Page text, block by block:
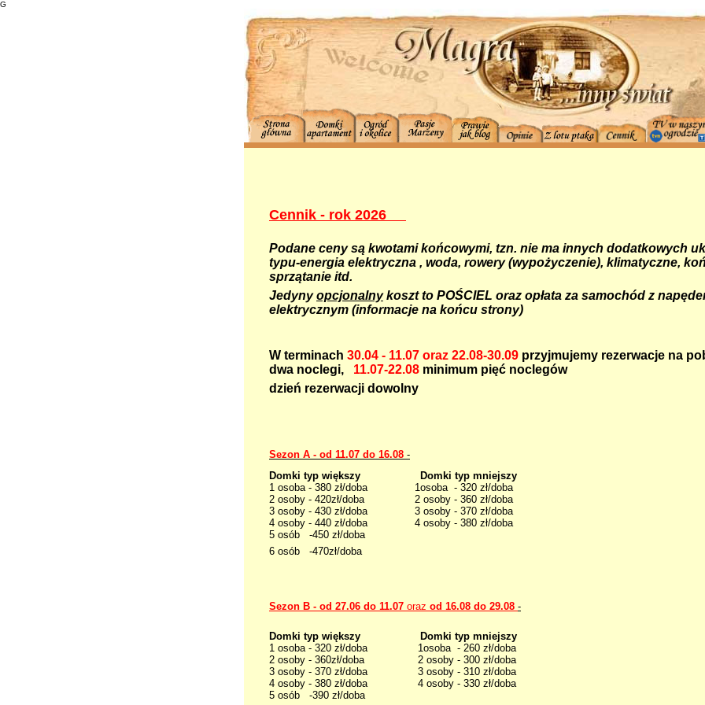
G
Cennik - rok 2026
Podane ceny są kwotami końcowymi, tzn. nie ma innych dodatkowych
typu-energia elektryczna , woda, rowery (wypożyczenie), klimatyczne,
sprzątanie itd.
Jedynyopcjonalnykoszt to POŚCIEL oraz opłata za samochód z
elektrycznym (informacje na końcu strony)
W terminach 30.04 - 11.07 oraz 22.08-30.09 przyjmujemy rezerwacje na
dwa noclegi, 11.07-22.08 minimum pięć noclegów
dzień rezerwacji dowolny
Sezon A - od 11.07 do 16.08 -
Domki typ większy Domki typ mniejszy
1 osoba - 380 zł/doba 1osoba - 320 zł/doba
2 osoby - 420zł/doba 2 osoby - 360 zł/doba
3 osoby - 430 zł/doba 3 osoby - 370 zł/doba
4 osoby - 440 zł/doba 4 osoby - 380 zł/doba
5 osób -450 zł/doba
6 osób -470zł/doba
Sezon B - od 27.06 do 11.07 oraz od 16.08 do 29.08 -
Domki typ większy Domki typ mniejszy
1 osoba - 320 zł/doba 1osoba - 260 zł/doba
2 osoby - 360zł/doba 2 osoby - 300 zł/doba
3 osoby - 370 zł/doba 3 osoby - 310 zł/doba
4 osoby - 380 zł/doba 4 osoby - 330 zł/doba
5 osób -390 zł/doba